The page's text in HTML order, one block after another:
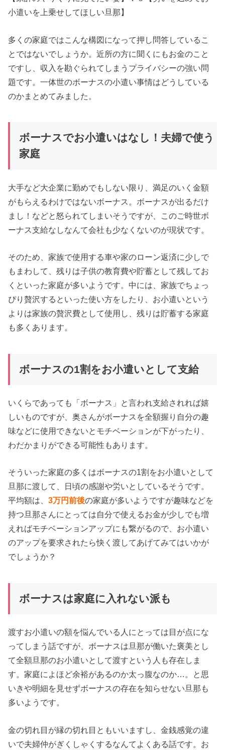
小遣いを上乗せしてほしい旦那】
多くの家庭ではこんな構図になって押し問答しているこ
とではないでしょうか。近所の方に聞くにもお金のこと
ですし、収入を勘ぐられてしまうプライバシーの強い問
題です。一体世のボーナスの小遣い事情はどうしている
のかまとめてみました。
ボーナスでお小遣いはなし！夫婦で使う
家庭
大手など大企業に勤めでもしない限り、満足のいく金額
がもらえるわけではないボーナス。ボーナスが出るだけ
まし！などと怒られてしまいそうですが、このご時世ボ
ーナス支給なしなんて会社も少なくないのが現状です。
そのため、家族で使用する車や家のローン返済に少しで
もまわして、残りは子供の教育費や貯蓄として残してお
くといった家庭が多いようです。中には、家族でちょっ
ぴり贅沢するといった使い方をしたり、お小遣いという
よりは家族の贅沢費として使用し、残りは貯蓄する家庭
も多くあります。
ボーナスの1割をお小遣いとして支給
いくらであっても「ボーナス」と言われ支給されれば嬉
しいものですが、奥さんがボーナスを全額握り自分の趣
味などに使用できないとモチベーションが下がったり、
わだかまりができる可能性もあります。
そういった家庭の多くはボーナスの1割をお小遣いとして
旦那に渡して、日頃の感謝や労いとしているそうです。
平均額は、3万円前後の家庭が多いようですが趣味などを
持つ旦那さんにとっては自分で使えるお金が少しでも増
えればモチベーションアップにも繋がるので、お小遣い
のアップを要求されたら快く渡してあげてみてはいかが
でしょうか？
ボーナスは家庭に入れない派も
渡すお小遣いの額を悩んでいる人にとっては目が点にな
ってしまう話ですが、ボーナスは旦那が働いた褒美とし
て全額旦那のお小遣いとして渡すという人も存在しま
す。家庭によほど余裕があるのか太っ腹なのか…。と思
いきや明細を見せずボーナスの存在を知らせない旦那も
多いようです。
金の切れ目が縁の切れ目ともいいますし、金銭感覚の違
いで夫婦仲がぎくしゃくするなんてよくある話です。お